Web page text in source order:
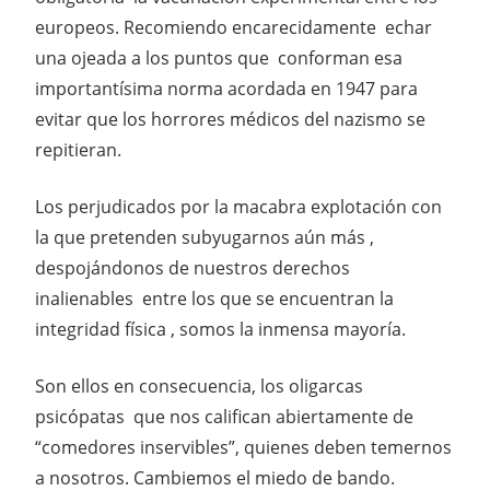
europeos. Recomiendo encarecidamente echar
una ojeada a los puntos que conforman esa
importantísima norma acordada en 1947 para
evitar que los horrores médicos del nazismo se
repitieran.
Los perjudicados por la macabra explotación con
la que pretenden subyugarnos aún más ,
despojándonos de nuestros derechos
inalienables entre los que se encuentran la
integridad física , somos la inmensa mayoría.
Son ellos en consecuencia, los oligarcas
psicópatas que nos califican abiertamente de
“comedores inservibles”, quienes deben temernos
a nosotros. Cambiemos el miedo de bando.